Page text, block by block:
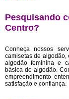
Pesquisando
Centro?
Conheça nossos
camisetas de algodão,
algodão feminina e
básica de algodão.
empreendimento
satisfação e confiança.